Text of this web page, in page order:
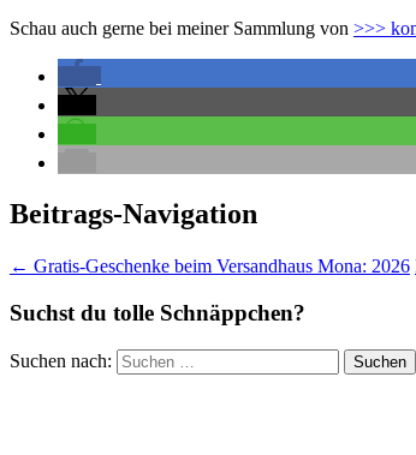
Schau auch gerne bei meiner Sammlung von >>>
Beitrags-Navigation
← Gratis-Geschenke beim Versandhaus Mona: 2026
Suchst du tolle Schnäppchen?
Suchen nach: